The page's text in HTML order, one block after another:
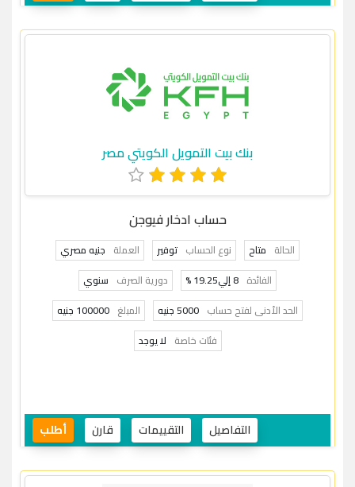
بنك بيت التمويل الكويتي مصر
حساب ادخار فيوجن
الحالة متاح نوع الحساب توفير العملة جنيه مصري
الفائدة 8 إلي19.25 % دورية الصرف سنوي
الحد الأدنى لفتح حساب 5000 جنيه المبلغ 100000 جنيه
فئات خاصة لا يوجد
التفاصيل التقييمات قارن أطلب